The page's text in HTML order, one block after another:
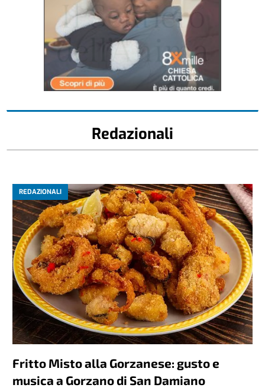
Redazionali
REDAZIONALI
Fritto Misto alla Gorzanese: gusto e
musica a Gorzano di San Damiano